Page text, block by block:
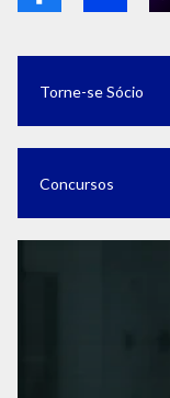
Torne-se Sócio
Concursos